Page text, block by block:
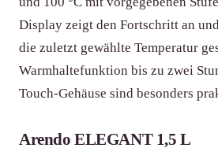
Display zeigt den Fortschritt an
die zuletzt gewählte Temperatur
Warmhaltefunktion bis zu zwei
Touch-Gehäuse sind besonders
Arendo ELEGANT 1,5 L